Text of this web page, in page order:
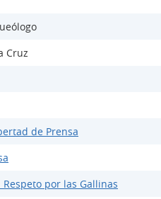
Cruz
de Prensa
por las Gallinas